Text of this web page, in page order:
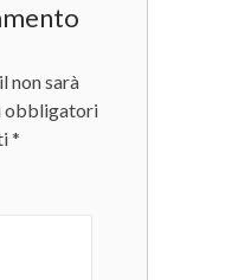
non sarà
obbligatori
*